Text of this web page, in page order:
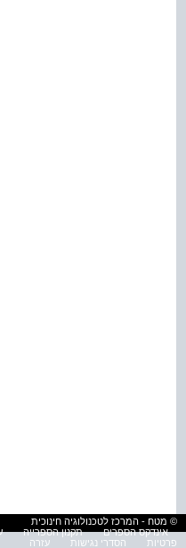
© מטח - המרכז לטכנולוגיה חינוכית
אינדקס הספרים
תקנון הספרייה
פרטיות
הסדרי נגישות עזרה